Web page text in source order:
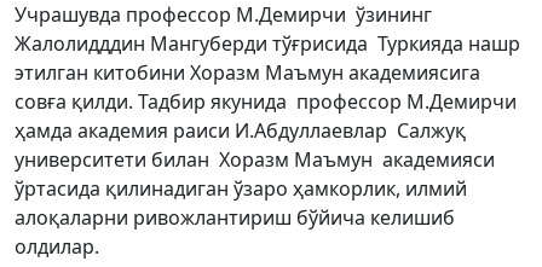
Учрашувда профессор М.Демирчи ўзининг
Жалолидддин Мангуберди тўғрисида Туркияда нашр
этилган китобини Хоразм Маъмун академиясига
совға қилди. Тадбир якунида профессор М.Демирчи
ҳамда академия раиси И.Абдуллаевлар Салжуқ
университети билан Хоразм Маъмун академияси
ўртасида қилинадиган ўзаро ҳамкорлик, илмий
алоқаларни ривожлантириш бўйича келишиб
олдилар.